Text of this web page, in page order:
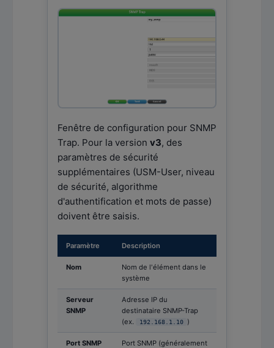
Fenêtre de configuration pour SNMP
Trap. Pour la version v3, des
paramètres de sécurité
supplémentaires (USM-User, niveau
de sécurité, algorithme
d'authentification et mots de passe)
doivent être saisis.
Paramètre Description
Nom
Nom de l'élément dans le
système
Serveur
SNMP
Adresse IP du
destinataire SNMP-Trap
(ex.
192.168.1.10 )
Port SNMP Port SNMP (généralement